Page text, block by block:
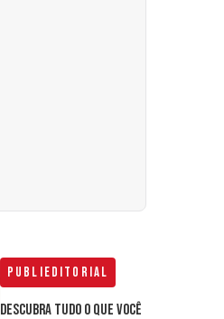
Publieditorial
Descubra tudo o que você